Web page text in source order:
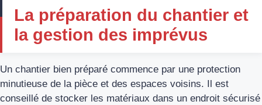
La préparation du chantier et
la gestion des imprévus
Un chantier bien préparé commence par une protection
minutieuse de la pièce et des espaces voisins. Il est
conseillé de stocker les matériaux dans un endroit sécurisé